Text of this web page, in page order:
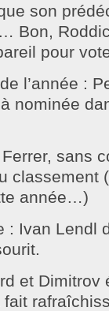
son
Bon,
pour
l’année :
nominée
sans
classement
année…)
: Ivan Lendl
et Dimitrov